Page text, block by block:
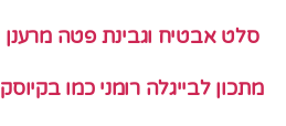
סלט אבטיח וגבינת פטה מרענן
מתכון לבייגלה רומני כמו בקיוסק